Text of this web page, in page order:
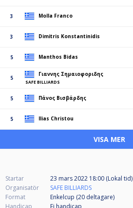
3 Molla Franco
3 Dimitris Konstantinidis
5 Manthos Bidas
5
Γιαννης Σημαιοφοριδης
SAFE BILLIARDS
5 Πάνος Βισβάρδης
5 Ilias Christou
VISA MER
Startar
23 mars 2022 18:00 (Lokal tid)
Organisatör
SAFE BILLIARDS
Format
Enkelcup (20 deltagare)